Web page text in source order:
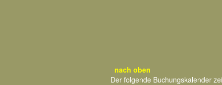
nach oben
Der folgende Buchungskalender